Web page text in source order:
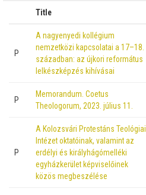
Title
P
A nagyenyedi kollégium
nemzetközi kapcsolatai a 17–18.
században: az újkori református
lelkészképzés kihívásai
P
Memorandum. Coetus
Theologorum, 2023. július 11.
P
A Kolozsvári Protestáns Teológiai
Intézet oktatóinak, valamint az
erdélyi és királyhágómelléki
egyházkerület képviselőinek
közös megbeszélése